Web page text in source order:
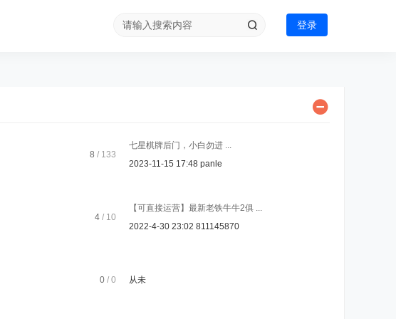
登录
8 / 133
七星棋牌后门，小白勿进 ...
2023-11-15 17:48 panle
4 / 10
【可直接运营】最新老铁牛牛2俱 ...
2022-4-30 23:02 811145870
0 / 0 从未